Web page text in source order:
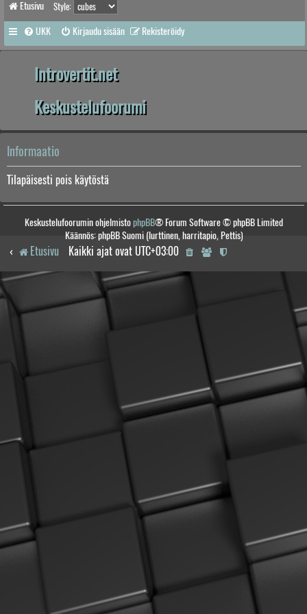
Etusivu Style:
UKK Kirjaudu sisään Rekisteröidy
Introvertit.net
Keskustelufoorumi
Informaatio
Tilapäisesti pois käytöstä
Keskustelufoorumin ohjelmistophpBB® Forum Software © phpBB Limited
Käännös: phpBB Suomi (lurttinen, harritapio, Pettis)
Etusivu Kaikki ajat ovat UTC+03:00